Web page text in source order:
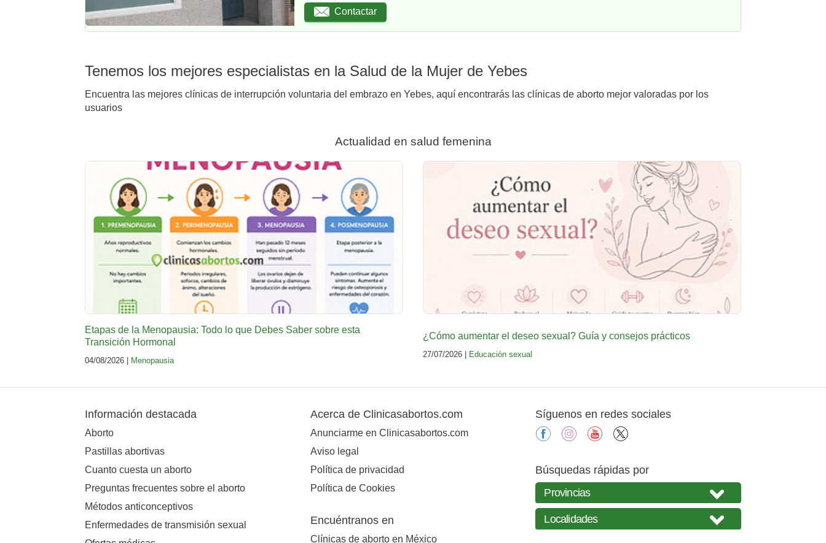
Contactar
Tenemos los mejores especialistas en la Salud de la Mujer de Yebes
Encuentra las mejores clínicas de interrupción voluntaria del embrazo en Yebes, aquí encontrarás las clínicas de aborto mejor valoradas por los
usuarios
Actualidad en salud femenina
Etapas de la Menopausia: Todo lo que Debes Saber sobre esta
Transición Hormonal
04/08/2026 | Menopausia
¿Cómo aumentar el deseo sexual? Guía y consejos prácticos
27/07/2026 | Educación sexual
Información destacada
Aborto
Pastillas abortivas
Cuanto cuesta un aborto
Preguntas frecuentes sobre el aborto
Métodos anticonceptivos
Enfermedades de transmisión sexual
Acerca de Clinicasabortos.com
Anunciarme en Clinicasabortos.com
Aviso legal
Política de privacidad
Política de Cookies
Encuéntranos en
Clínicas de aborto en México
Síguenos en redes sociales
facebookinstagramyoutube
Búsquedas rápidas por